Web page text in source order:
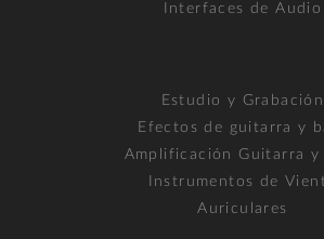
Interfaces de Audio
Estudio y Grabación
Efectos de guitarra y
Amplificación Guitarra y
Instrumentos de
Auriculares